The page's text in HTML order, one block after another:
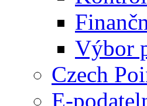
Výbor
Czech
E-